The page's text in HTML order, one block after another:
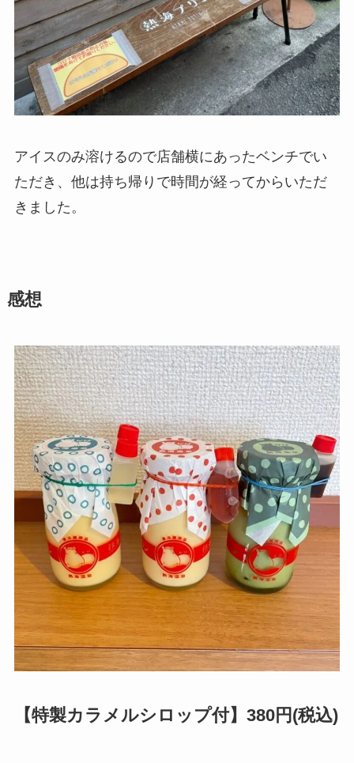
アイスのみ溶けるので店舗横にあったベンチでい
ただき、他は持ち帰りで時間が経ってからいただ
きました。
感想
【特製カラメルシロップ付】380円(税込)